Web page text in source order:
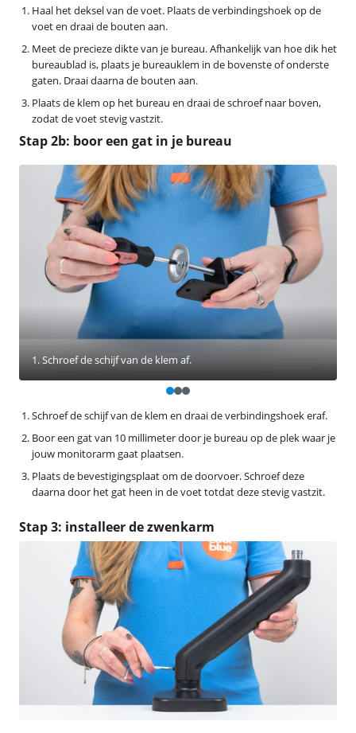
Haal het deksel van de voet. Plaats de verbindingshoek op de
voet en draai de bouten aan.
Meet de precieze dikte van je bureau. Afhankelijk van hoe dik het
bureaublad is, plaats je bureauklem in de bovenste of onderste
gaten. Draai daarna de bouten aan.
Plaats de klem op het bureau en draai de schroef naar boven,
zodat de voet stevig vastzit.
Stap 2b: boor een gat in je bureau
Schroef de schijf van de klem en draai de verbindingshoek eraf.
Boor een gat van 10 millimeter door je bureau op de plek waar je
jouw monitorarm gaat plaatsen.
Plaats de bevestigingsplaat om de doorvoer. Schroef deze
daarna door het gat heen in de voet totdat deze stevig vastzit.
1. Schroef de schijf van de klem af.
Stap 3: installeer de zwenkarm